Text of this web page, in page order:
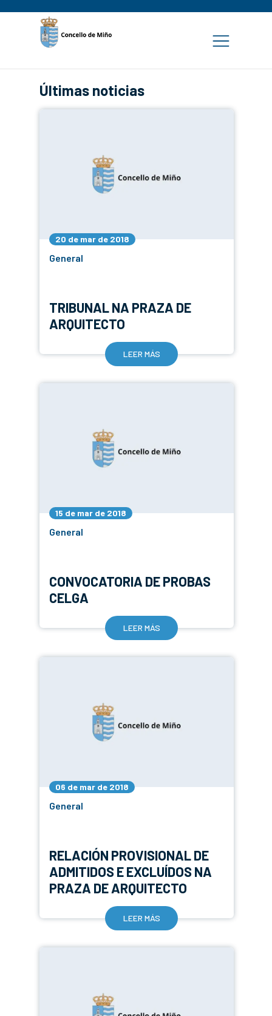
Últimas noticias
20 de mar de 2018
General
TRIBUNAL NA PRAZA DE
ARQUITECTO
LEER MÁS
15 de mar de 2018
General
CONVOCATORIA DE PROBAS
CELGA
LEER MÁS
06 de mar de 2018
General
RELACIÓN PROVISIONAL DE
ADMITIDOS E EXCLUÍDOS NA
PRAZA DE ARQUITECTO
LEER MÁS